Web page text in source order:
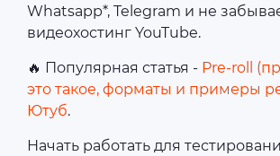
Whatsapp*, Telegram и не
видеохостинг YouTube.
🔥 Популярная статья - Pre-roll
это такое, форматы и примеры
Ютуб.
Начать работать для